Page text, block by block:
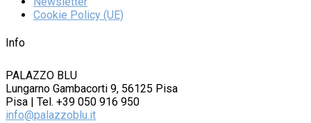
Cookie Policy (UE)
Info
PALAZZO BLU
Lungarno Gambacorti 9, 56125 Pisa
Pisa | Tel. +39 050 916 950
info@palazzoblu.it